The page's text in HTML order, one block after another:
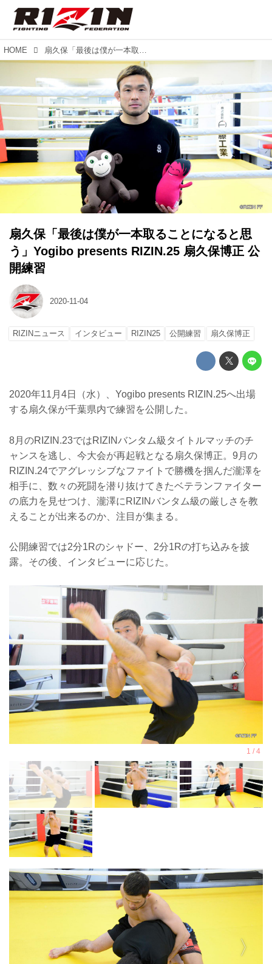
HOME 扇久保「最後は僕が一本取ることになると思う」Yogibo presents RIZIN.25 扇久保博正 公開練習
扇久保「最後は僕が一本取ることになると思
う」Yogibo presents RIZIN.25 扇久保博正 公
開練習
2020-11-04
RIZINニュース インタビュー RIZIN25 公開練習 扇久保博正
2020年11月4日（水）、Yogibo presents RIZIN.25へ出場
する扇久保が千葉県内で練習を公開した。
8月のRIZIN.23ではRIZINバンタム級タイトルマッチのチ
ャンスを逃し、今大会が再起戦となる扇久保博正。9月の
RIZIN.24でアグレッシブなファイトで勝機を掴んだ瀧澤を
相手に、数々の死闘を潜り抜けてきたベテランファイター
の底力を見せつけ、瀧澤にRIZINバンタム級の厳しさを教
えることが出来るのか、注目が集まる。
公開練習では2分1Rのシャドー、2分1Rの打ち込みを披
露。その後、インタビューに応じた。